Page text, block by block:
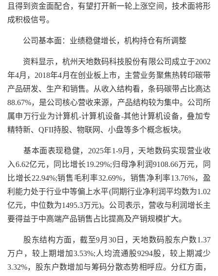
且得到资金面配合，有望打开新一轮上涨空间，技术面将形
成积极信号。
公司基本面：业绩稳健增长，机构持仓有所调整
资料显示，杭州天地数码科技股份有限公司成立于2002
年4月，2018年4月在创业板上市，主营业务聚焦热转印碳带
产品研发、生产和销售。从收入结构看，条码碳带占比高达
88.67%，是公司核心营收来源，产品结构较为集中。公司所
属申万行业为计算机-计算机设备-其他计算机设备，叠加专
精特新、QFII持股、物联网、小盘等多个概念板块。
基本面表现稳健，2025年1-9月，天地数码实现营业收
入6.62亿元，同比增长19.29%;归母净利润9108.66万元，同
比增长22.94%;销售毛利率32.69%，销售净利率13.76%，盈
利能力处于行业中等偏上水平(同期行业净利润平均数为1.02
亿元，中位数为1495.3万元)。公司表示，营收与利润增长主
要得益于中高端产品销售占比提高及产销规模扩大。
股东结构方面，截至9月30日，天地数码股东户数1.37
万户，较上期增加3.53%;人均流通股9294股，较上期减少
3.32%，股东户数增加与筹码分散态势相呼应。分红方面，